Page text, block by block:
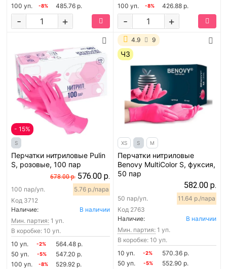
100 уп.
-8% 485.76 р.
+
-
100 уп.
-8% 426.88 р.
+
-
- 15%
S
Перчатки нитриловые Pulin
S, розовые, 100 пар
678.00 р. 576.00 р.
Код 3712
100 пар/уп. 5.76 р./пара
Наличие:
В наличии
Мин. партия: 1 уп.
В коробке: 10 уп.
10 уп.
-2%
564.48 р.
50 уп.
-5%
547.20 р.
100 уп.
-8% 529.92 р.
4.9 9
ЧЗ
XS S M
Перчатки нитриловые
Benovy MultiColor S, фуксия,
50 пар
582.00 р.
Код 2763
50 пар/уп. 11.64 р./пара
Наличие:
В наличии
Мин. партия: 1 уп.
В коробке: 10 уп.
10 уп.
-2%
570.36 р.
50 уп.
-5%
552.90 р.